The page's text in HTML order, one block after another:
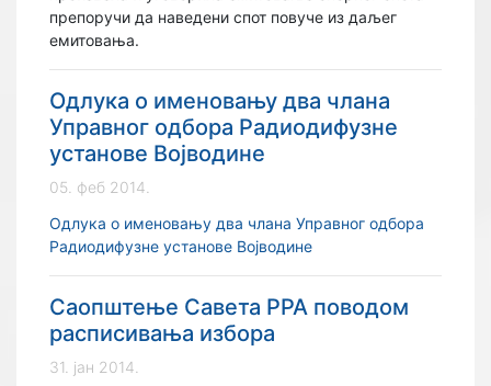
препоручи да наведени спот повуче из даљег
емитовања.
Одлука о именовању два члана
Управног одбора Радиодифузне
установе Војводине
05. феб 2014.
Одлука о именовању два члана Управног одбора
Радиодифузне установе Војводине
Саопштење Савета РРА поводом
расписивања избора
31. јан 2014.